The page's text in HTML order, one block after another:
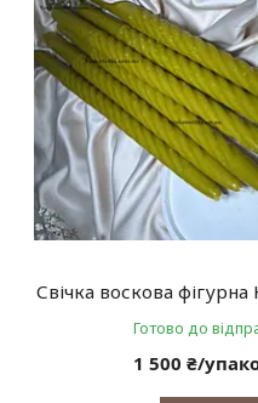
Свічка воскова
Готово до
1 500 ₴/